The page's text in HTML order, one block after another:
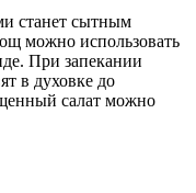
станет сытным
можно использовать
При запекании
в духовке до
салат можно